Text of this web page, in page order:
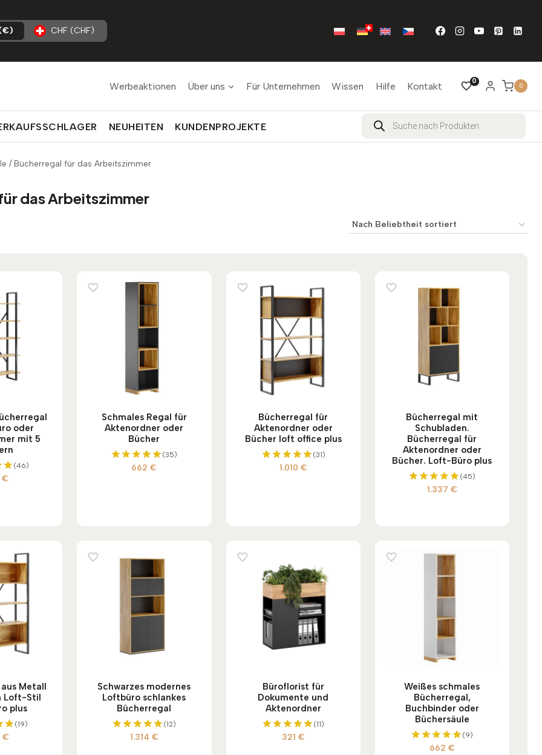
CHF (CHF)
Werbeaktionen Über uns Für Unternehmen Wissen Hilfe Kontakt 0
0
NEUHEITEN KUNDENPROJEKTE
Products
search
/Bücherregal für das Arbeitszimmer
das Arbeitszimmer
oder
mit 5
(46)
€
Schmales Regal für
Aktenordner oder
Bücher
Bewertet
(35)
662€
Bücherregal für
Aktenordner oder
Bücher loft office plus
Bewertet
(31)
1.010 €
Bücherregal mit
Schubladen.
Bücherregal für
Aktenordner oder
Bücher. Loft-Büro plus
Bewertet
(45)
1.337 €
Metall
Loft-Stil
plus
(19)
€
Schwarzes modernes
Loftbüro schlankes
Bücherregal
Bewertet
(12)
1.314 €
Büroflorist für
Dokumente und
Aktenordner
Bewertet
(11)
321 €
Weißes schmales
Bücherregal,
Buchbinder oder
Büchersäule
Bewertet
(9)
662 €